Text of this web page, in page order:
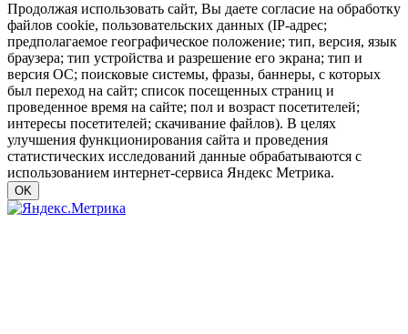
Продолжая использовать сайт, Вы даете согласие на обработку
файлов cookie, пользовательских данных (IP-адрес;
предполагаемое географическое положение; тип, версия, язык
браузера; тип устройства и разрешение его экрана; тип и
версия ОС; поисковые системы, фразы, баннеры, с которых
был переход на сайт; список посещенных страниц и
проведенное время на сайте; пол и возраст посетителей;
интересы посетителей; скачивание файлов). В целях
улучшения функционирования сайта и проведения
статистических исследований данные обрабатываются с
использованием интернет-сервиса Яндекс Метрика.
OK